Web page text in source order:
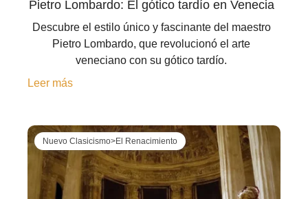
Pietro Lombardo: El gótico tardío en Venecia
Descubre el estilo único y fascinante del maestro
Pietro Lombardo, que revolucionó el arte
veneciano con su gótico tardío.
Leer más
Nuevo Clasicismo>El Renacimiento